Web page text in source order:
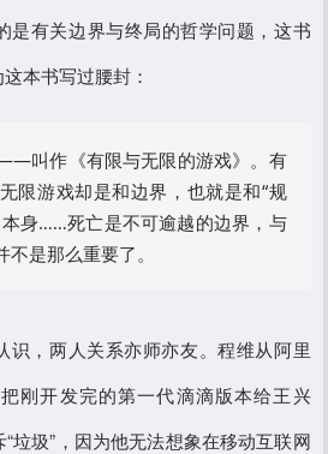
是有关边界与终局的哲学问题，这书
本书写过腰封：
叫作《有限与无限的游戏》。有
限游戏却是和边界，也就是和“规
身……死亡是不可逾越的边界，与
是那么重要了。
识，两人关系亦师亦友。程维从阿里
刚开发完的第一代滴滴版本给王兴
垃圾”，因为他无法想象在移动互联网